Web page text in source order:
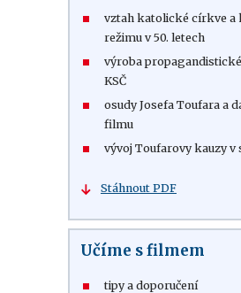
vztah katolické církve a
režimu v 50. letech
výroba
KSČ
osudy Josefa Toufara a
filmu
vývoj Toufarovy kauzy v
Stáhnout PDF
Učíme s filmem
tipy a doporučení